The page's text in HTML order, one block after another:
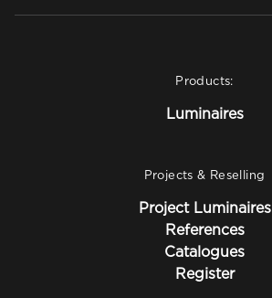
Products:
Luminaires
Projects & Reselling
Project Luminaires
References
Catalogues
Register